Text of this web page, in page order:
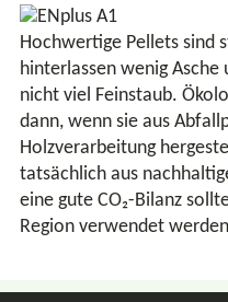
Hochwertige Pellets sind
hinterlassen wenig Asche
nicht viel Feinstaub.
dann, wenn sie aus
Holzverarbeitung
tatsächlich aus
eine gute CO₂-Bilanz
Region verwendet